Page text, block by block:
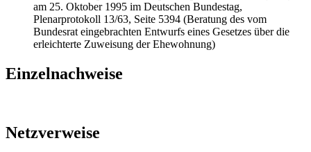
am 25. Oktober 1995 im Deutschen Bundestag,
Plenarprotokoll 13/63, Seite 5394 (Beratung des vom
Bundesrat eingebrachten Entwurfs eines Gesetzes über die
erleichterte Zuweisung der Ehewohnung)
Einzelnachweise
Netzverweise